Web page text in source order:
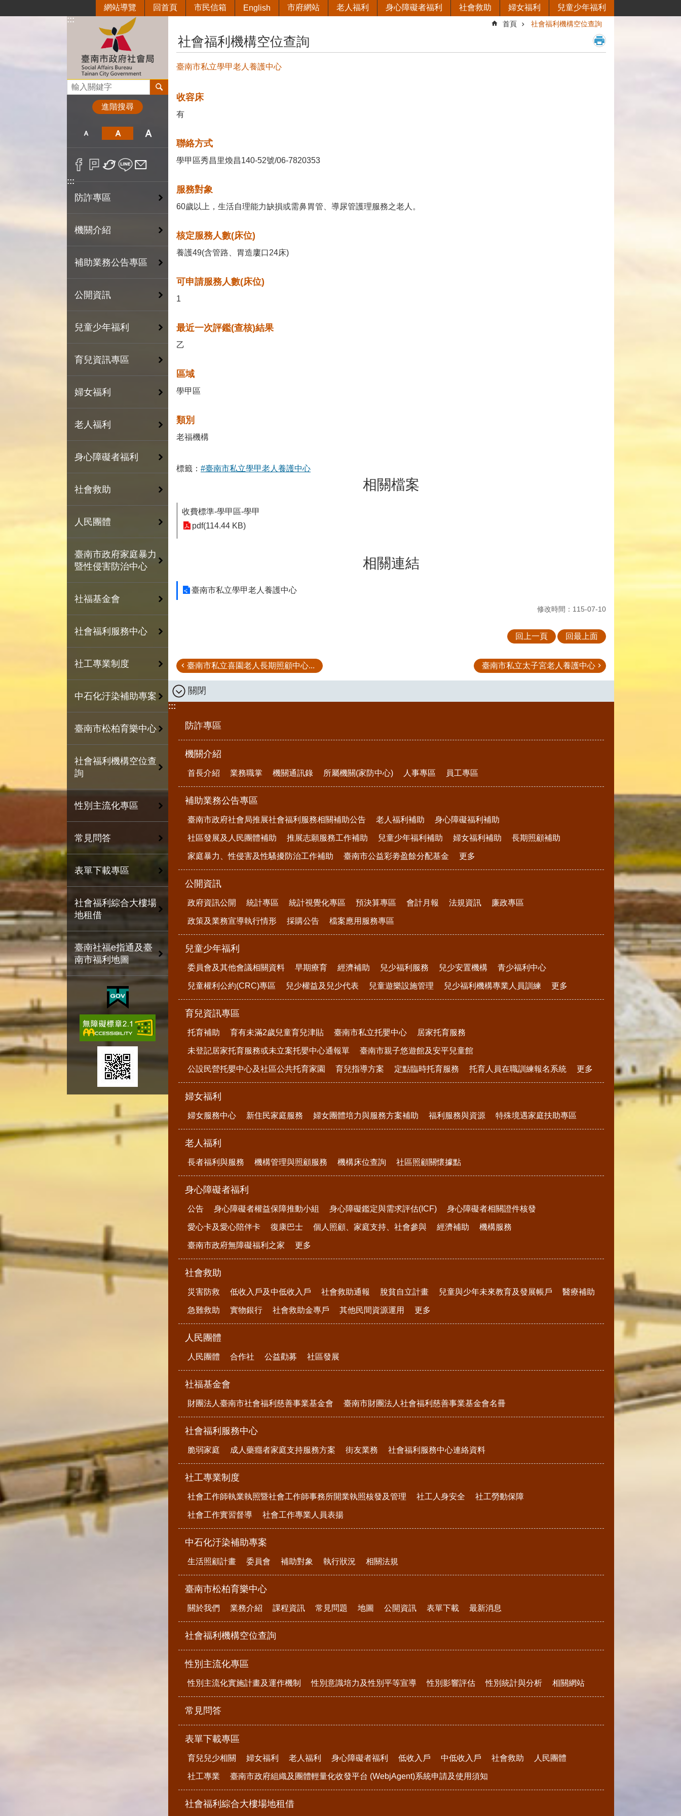
:::
網站導覽 回首頁 市民信箱 English 市府網站 老人福利 身心障礙者福利 社會救助 婦女福利 兒童少年福利
搜尋
進階搜尋
:::
防詐專區
機關介紹
補助業務公告專區
公開資訊
兒童少年福利
育兒資訊專區
婦女福利
老人福利
身心障礙者福利
社會救助
人民團體
臺南市政府家庭暴力
暨性侵害防治中心
社福基金會
社會福利服務中心
社工專業制度
中石化汙染補助專案
臺南市松柏育樂中心
社會福利機構空位查
詢
性別主流化專區
常見問答
表單下載專區
社會福利綜合大樓場
地租借
臺南社福e指通及臺
南市福利地圖
首頁 社會福利機構空位查詢
社會福利機構空位查詢
臺南市私立學甲老人養護中心
收容床
有
聯絡方式
學甲區秀昌里煥昌140-52號/06-7820353
服務對象
60歲以上，生活自理能力缺損或需鼻胃管、導尿管護理服務之老人。
核定服務人數(床位)
養護49(含管路、胃造廔口24床)
可申請服務人數(床位)
1
最近一次評鑑(查核)結果
乙
區域
學甲區
類別
老福機構
標籤： #臺南市私立學甲老人養護中心
相關檔案
收費標準-學甲區-學甲
pdf(114.44 KB)
相關連結
臺南市私立學甲老人養護中心
修改時間：115-07-10
回上一頁 回最上面
臺南市私立喜園老人長期照顧中心... 臺南市私立太子宮老人養護中心
關閉
:::
防詐專區
機關介紹
首長介紹 業務職掌 機關通訊錄 所屬機關(家防中心) 人事專區 員工專區
補助業務公告專區
臺南市政府社會局推展社會福利服務相關補助公告 老人福利補助 身心障礙福利補助
社區發展及人民團體補助 推展志願服務工作補助 兒童少年福利補助 婦女福利補助 長期照顧補助
家庭暴力、性侵害及性騷擾防治工作補助 臺南市公益彩劵盈餘分配基金 更多
公開資訊
政府資訊公開 統計專區 統計視覺化專區 預決算專區 會計月報 法規資訊 廉政專區
政策及業務宣導執行情形 採購公告 檔案應用服務專區
兒童少年福利
委員會及其他會議相關資料 早期療育 經濟補助 兒少福利服務 兒少安置機構 青少福利中心
兒童權利公約(CRC)專區 兒少權益及兒少代表 兒童遊樂設施管理 兒少福利機構專業人員訓練 更多
育兒資訊專區
托育補助 育有未滿2歲兒童育兒津貼 臺南市私立托嬰中心 居家托育服務
未登記居家托育服務或未立案托嬰中心通報單 臺南市親子悠遊館及安平兒童館
公設民營托嬰中心及社區公共托育家園 育兒指導方案 定點臨時托育服務 托育人員在職訓練報名系統 更多
婦女福利
婦女服務中心 新住民家庭服務 婦女團體培力與服務方案補助 福利服務與資源 特殊境遇家庭扶助專區
老人福利
長者福利與服務 機構管理與照顧服務 機構床位查詢 社區照顧關懷據點
身心障礙者福利
公告 身心障礙者權益保障推動小組 身心障礙鑑定與需求評估(ICF) 身心障礙者相關證件核發
愛心卡及愛心陪伴卡 復康巴士 個人照顧、家庭支持、社會參與 經濟補助 機構服務
臺南市政府無障礙福利之家 更多
社會救助
災害防救 低收入戶及中低收入戶 社會救助通報 脫貧自立計畫 兒童與少年未來教育及發展帳戶 醫療補助
急難救助 實物銀行 社會救助金專戶 其他民間資源運用 更多
人民團體
人民團體 合作社 公益勸募 社區發展
社福基金會
財團法人臺南市社會福利慈善事業基金會 臺南市財團法人社會福利慈善事業基金會名冊
社會福利服務中心
脆弱家庭 成人藥癮者家庭支持服務方案 街友業務 社會福利服務中心連絡資料
社工專業制度
社會工作師執業執照暨社會工作師事務所開業執照核發及管理 社工人身安全 社工勞動保障
社會工作實習督導 社會工作專業人員表揚
中石化汙染補助專案
生活照顧計畫 委員會 補助對象 執行狀況 相關法規
臺南市松柏育樂中心
關於我們 業務介紹 課程資訊 常見問題 地圖 公開資訊 表單下載 最新消息
社會福利機構空位查詢
性別主流化專區
性別主流化實施計畫及運作機制 性別意識培力及性別平等宣導 性別影響評估 性別統計與分析 相關網站
常見問答
表單下載專區
育兒兒少相關 婦女福利 老人福利 身心障礙者福利 低收入戶 中低收入戶 社會救助 人民團體
社工專業 臺南市政府組織及團體輕量化收發平台 (WebjAgent)系統申請及使用須知
社會福利綜合大樓場地租借